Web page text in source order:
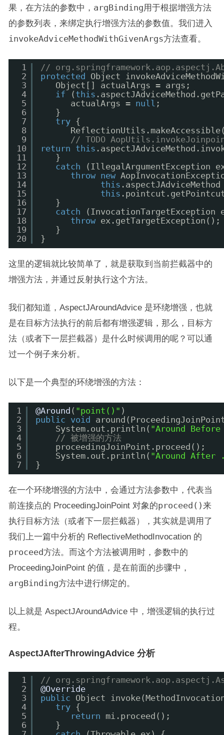
果，在方法的参数中， argBinding用于根据增强方法
的参数列表，来绑定执行增强方法的参数值。我们进入
invokeAdviceMethodWithGivenArgs方法查看。
1
2
3
4
5
6
7
8
9
10
11
12
13
14
15
16
17
18
19
20
//
protected
Object
Object[] actualArgs = args;
if
( this
actualArgs = null ;
}
try {
// TODO
return
this
}
catch
(IllegalArgumentException
throw new
this
this
}
catch
(InvocationTargetException
throw ex.getTargetException();
}
}
这里的逻辑就比较简单了，就是获取到当前拦截器中的
增强方法，并通过反射执行这个方法。
我们都知道，AspectJAroundAdvice 是环绕增强，也就
是在目标方法执行的前后都有增强逻辑，那么，目标方
法（或者下一层拦截器）是什么时候调用的呢？可以通
过一个例子来分析。
以下是一个典型的环绕增强的方法：
1
2
3
4
5
6
7
@Around ( "point()" )
public
void
System.out.println( "Around
// 被增强的方法
proceedingJoinPoint.proceed();
System.out.println( "Around
}
在一个环绕增强的方法中，会通过方法参数中，代表当
前连接点的 ProceedingJoinPoint 对象的proceed()来
执行目标方法（或者下一层拦截器），其实就是调用了
我们上一篇中分析的 ReflectiveMethodInvocation 的
proceed方法。而这个方法被调用时，参数中的
ProceedingJoinPoint 的值，是在前面的步骤中，
argBinding方法中进行绑定的。
以上就是 AspectJAroundAdvice 中，增强逻辑的执行过
程。
AspectJAfterThrowingAdvice 分析
1
2
3
4
5
6
//
@Override
public
Object
try {
return
mi.proceed();
}